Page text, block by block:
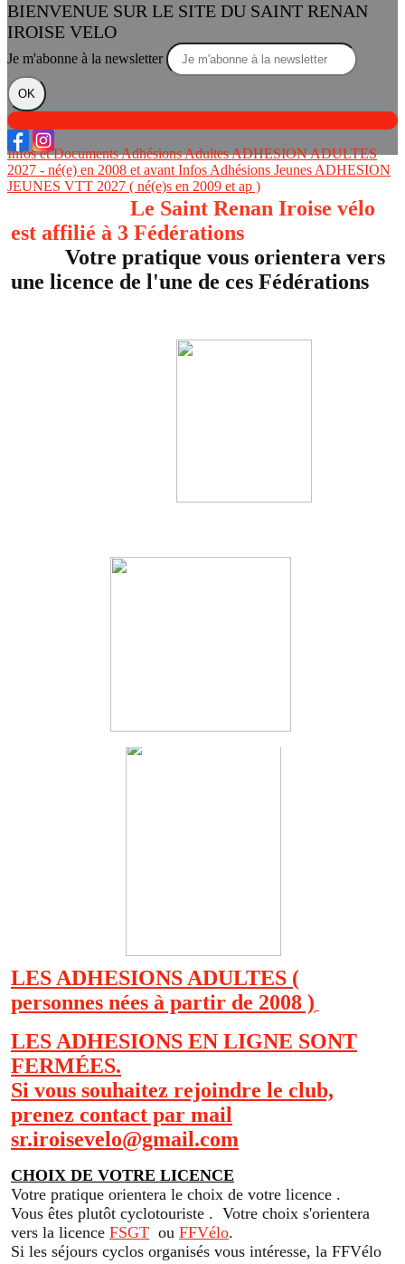
BIENVENUE SUR LE SITE DU SAINT RENAN
IROISE VELO
Je m'abonne à la newsletter
OK
Infos et Documents Adhésions AdultesADHESION ADULTES
2027 - né(e) en 2008 et avant Infos Adhésions Jeunes ADHESION
JEUNES VTT 2027 ( né(e)s en 2009 et ap )
Le Saint Renan Iroise vélo
est affilié à 3 Fédérations
Votre pratique vous orientera vers
une licence de l'une de ces Fédérations
LES ADHESIONS ADULTES (
personnes nées à partir de 2008 )
LES ADHESIONS EN LIGNE SONT
FERMÉES.
Si vous souhaitez rejoindre le club,
prenez contact par mail
sr.iroisevelo@gmail.com
CHOIX DE VOTRE LICENCE
Votre pratique orientera le choix de votre licence .
Vous êtes plutôt cyclotouriste . Votre choix s'orientera
vers la licence FSGT ou FFVélo.
Si les séjours cyclos organisés vous intéresse, la FFVélo